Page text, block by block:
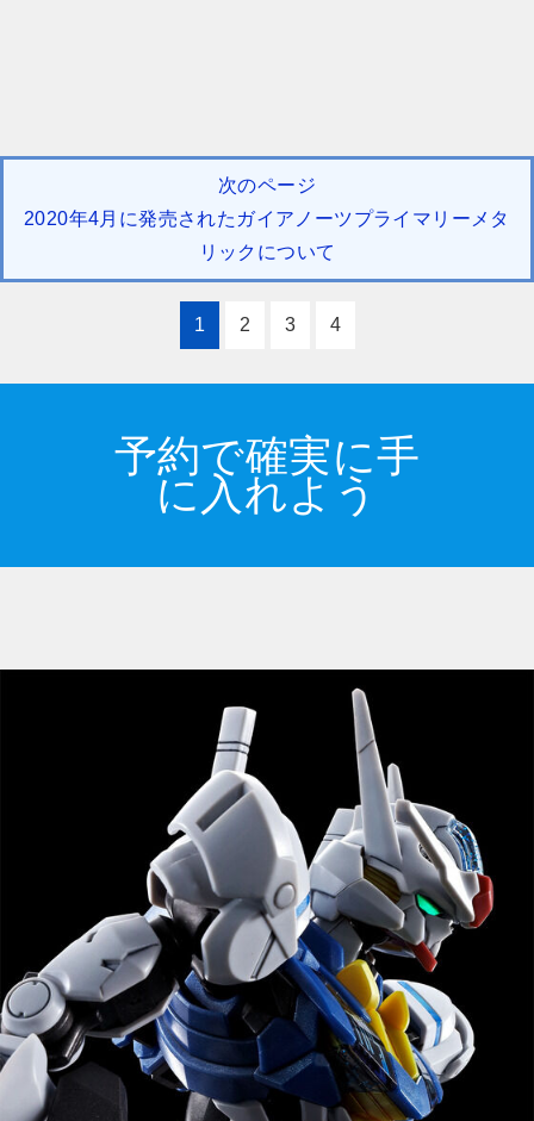
次のページ
2020年4月に発売されたガイアノーツプライマリーメタ
リックについて
1 2 3 4
予約で確実に手
に入れよう